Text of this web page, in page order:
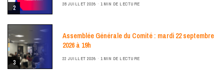
2 28 JUILLET 2026 1 MIN DE LECTURE
3
Assemblée Générale du Comité : mardi 22 septembre
2026 à 19h
22 JUILLET 2026 1 MIN DE LECTURE